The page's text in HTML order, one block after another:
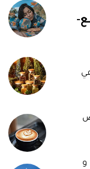
هل ضعف المناعة سببه نقص فيتامين B6 و